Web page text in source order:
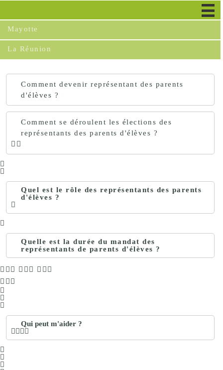
Mayotte
La Réunion
Comment devenir représentant des parents
d'élèves ?
Comment se déroulent les élections des
représentants des parents d'élèves ?
Quel est le rôle des représentants des parents
d'élèves ?
Quelle est la durée du mandat des
représentants de parents d'élèves ?
Qui peut m'aider ?